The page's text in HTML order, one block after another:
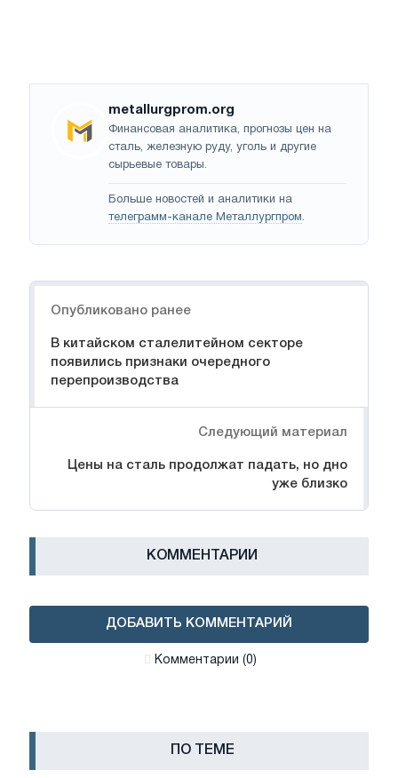
metallurgprom.org
Финансовая аналитика, прогнозы цен на
сталь, железную руду, уголь и другие
сырьевые товары.
Больше новостей и аналитики на
телеграмм-канале Металлургпром.
Опубликовано ранее
В китайском сталелитейном секторе
появились признаки очередного
перепроизводства
Следующий материал
Цены на сталь продолжат падать, но дно
уже близко
КОММЕНТАРИИ
ДОБАВИТЬ КОММЕНТАРИЙ
Комментарии (0)
ПО ТЕМЕ